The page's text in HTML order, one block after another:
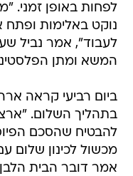
לפחות באופן זמני.
נוקט באלימות ופתח
לעבוד", אמר נביל
המשא ומתן
ביום רביעי קראה
בתהליך השלום.
להבטיח שהסכם
מכשול לכינון שלום
אמר דובר הבית